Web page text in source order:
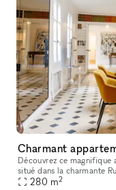
Découvrez ce
situé dans la charmante
sommet de l'hôtel
280 m2